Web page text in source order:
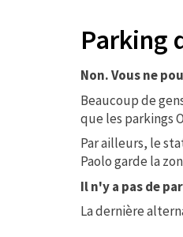
Parking
Non. Vous ne
Beaucoup de
que les parkings
Par ailleurs, le
Paolo garde la
Il n'y a pas de
La dernière